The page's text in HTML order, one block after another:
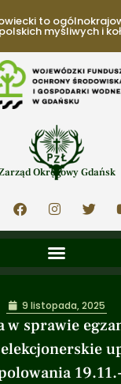
to
myśliwych i
Okręgowy Gdańsk
w sprawie
9 listopada, 2025